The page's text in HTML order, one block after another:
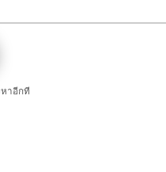
าอีกที